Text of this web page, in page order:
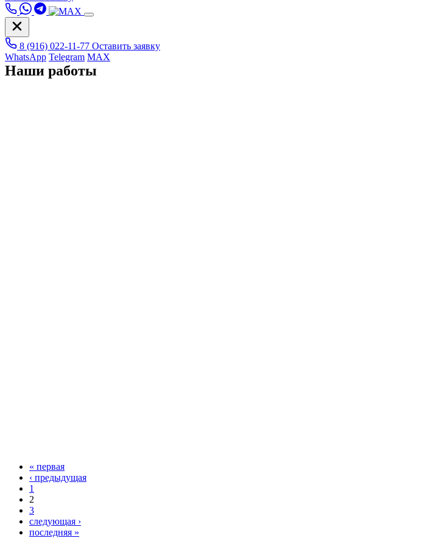
8 (916) 022-11-77 Оставить заявку
WhatsApp Telegram MAX
Наши работы
« первая
‹ предыдущая
1
2
3
следующая ›
последняя »